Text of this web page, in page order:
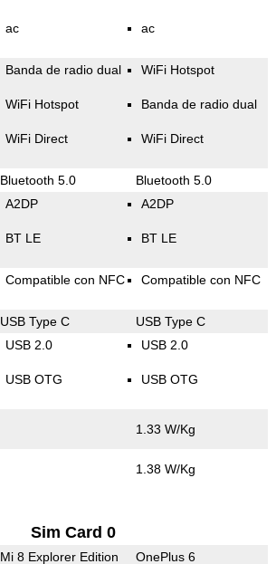
ac ac
Banda de radio dual
WiFi Hotspot
WiFi Direct
WiFi Hotspot
Banda de radio dual
WiFi Direct
Bluetooth 5.0 Bluetooth 5.0
A2DP
BT LE
A2DP
BT LE
Compatible con NFC Compatible con NFC
USB Type C USB Type C
USB 2.0
USB OTG
USB 2.0
USB OTG
1.33 W/Kg
1.38 W/Kg
Sim Card 0
Mi 8 Explorer Edition OnePlus 6